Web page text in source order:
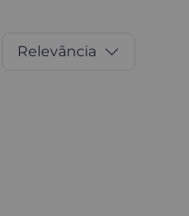
Relevância